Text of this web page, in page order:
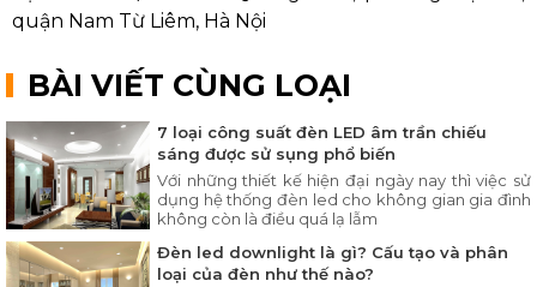
quận Nam Từ Liêm, Hà Nội
BÀI VIẾT CÙNG LOẠI
7 loại công suất đèn LED âm trần chiếu
sáng được sử sụng phổ biến
Với những thiết kế hiện đại ngày nay thì việc sử
dụng hệ thống đèn led cho không gian gia đình
không còn là điều quá lạ lẫm
Đèn led downlight là gì? Cấu tạo và phân
loại của đèn như thế nào?